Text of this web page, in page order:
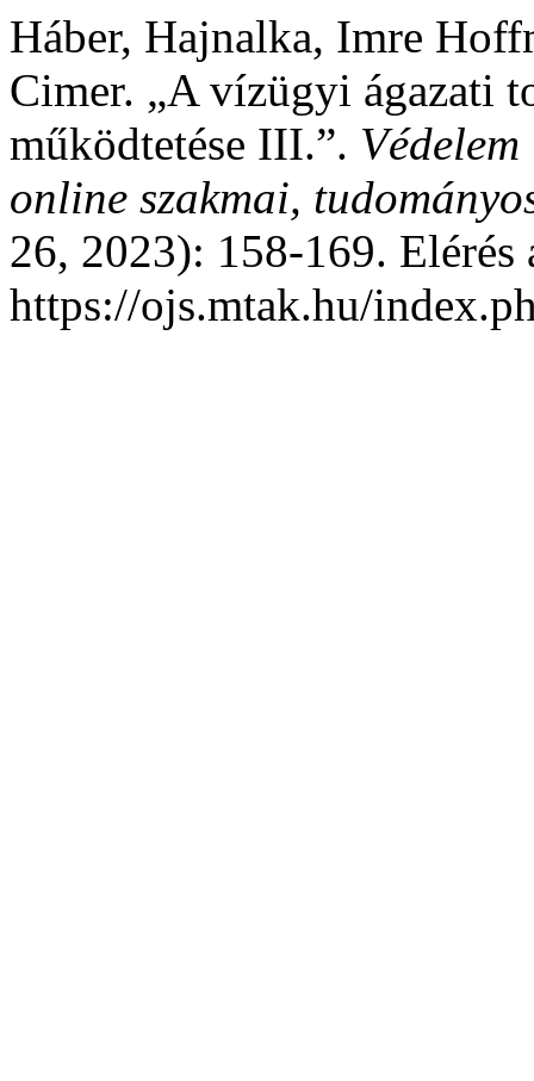
Háber, Hajnalka, Imre
Cimer. „A vízügyi ágazati
működtetése III.”.
online szakmai,
26, 2023): 158-169. Elérés
https://ojs.mtak.hu/